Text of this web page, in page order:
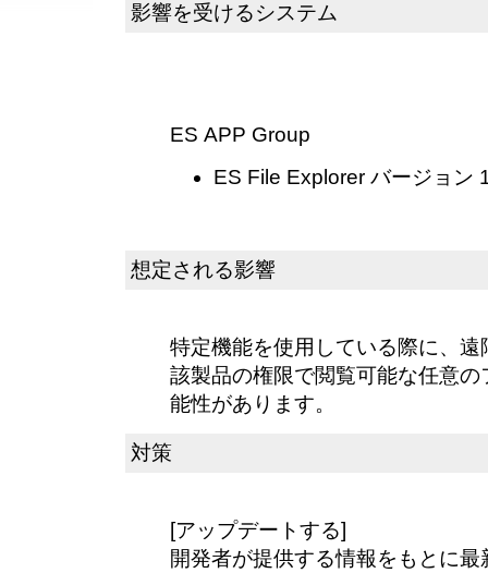
影響を受けるシステム
ES APP Group
ES File Explorer バージョン
想定される影響
特定機能を使用している際に、
該製品の権限で閲覧可能な任意
能性があります。
対策
[アップデートする]
開発者が提供する情報をもとに